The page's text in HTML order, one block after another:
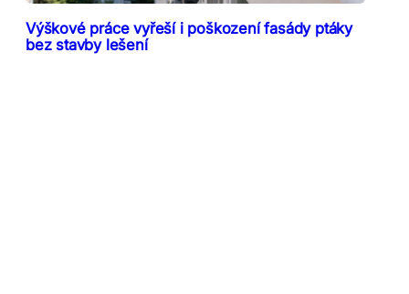
Výškové práce vyřeší i poškození fasády ptáky
bez stavby lešení